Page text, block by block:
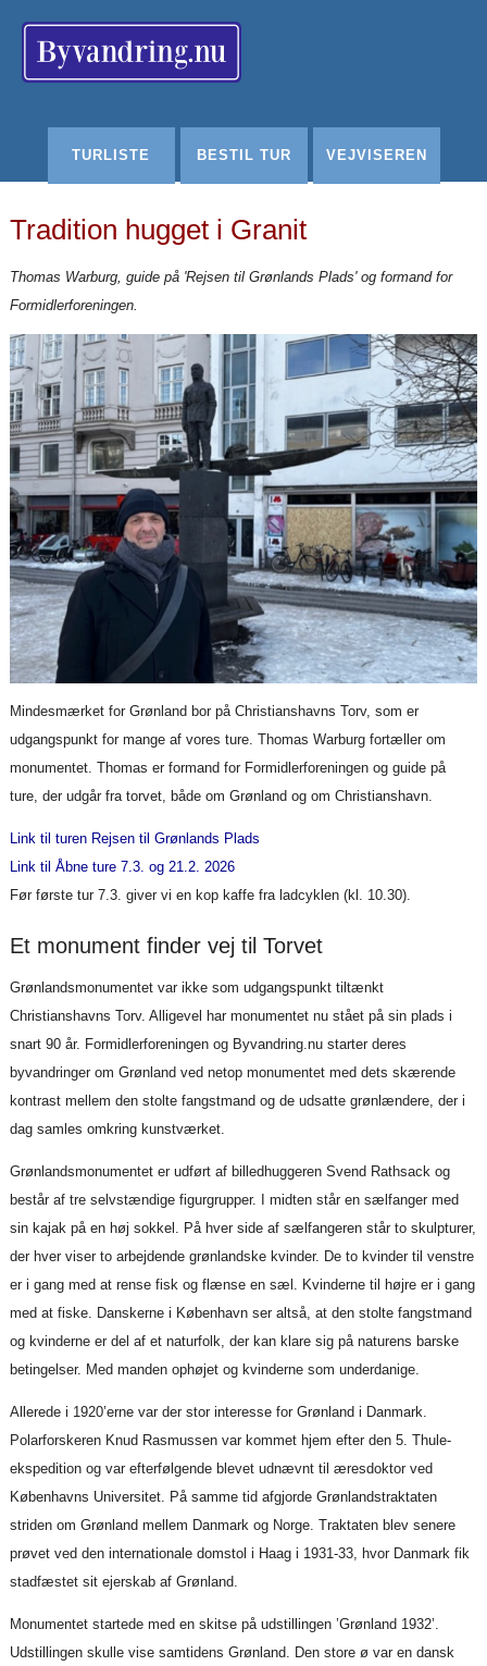
TURLISTE BESTIL TUR VEJVISEREN
Tradition hugget i Granit
Thomas Warburg, guide på 'Rejsen til Grønlands Plads' og formand for
Formidlerforeningen.
Mindesmærket for Grønland bor på Christianshavns Torv, som er
udgangspunkt for mange af vores ture. Thomas Warburg fortæller om
monumentet. Thomas er formand for Formidlerforeningen og guide på
ture, der udgår fra torvet, både om Grønland og om Christianshavn.
Link til turen Rejsen til Grønlands Plads
Link til Åbne ture 7.3. og 21.2. 2026
Før første tur 7.3. giver vi en kop kaffe fra ladcyklen (kl. 10.30).
Et monument finder vej til Torvet
Grønlandsmonumentet var ikke som udgangspunkt tiltænkt
Christianshavns Torv. Alligevel har monumentet nu stået på sin plads i
snart 90 år. Formidlerforeningen og Byvandring.nu starter deres
byvandringer om Grønland ved netop monumentet med dets skærende
kontrast mellem den stolte fangstmand og de udsatte grønlændere, der i
dag samles omkring kunstværket.
Grønlandsmonumentet er udført af billedhuggeren Svend Rathsack og
består af tre selvstændige figurgrupper. I midten står en sælfanger med
sin kajak på en høj sokkel. På hver side af sælfangeren står to skulpturer,
der hver viser to arbejdende grønlandske kvinder. De to kvinder til venstre
er i gang med at rense fisk og flænse en sæl. Kvinderne til højre er i gang
med at fiske. Danskerne i København ser altså, at den stolte fangstmand
og kvinderne er del af et naturfolk, der kan klare sig på naturens barske
betingelser. Med manden ophøjet og kvinderne som underdanige.
Allerede i 1920’erne var der stor interesse for Grønland i Danmark.
Polarforskeren Knud Rasmussen var kommet hjem efter den 5. Thule-
ekspedition og var efterfølgende blevet udnævnt til æresdoktor ved
Københavns Universitet. På samme tid afgjorde Grønlandstraktaten
striden om Grønland mellem Danmark og Norge. Traktaten blev senere
prøvet ved den internationale domstol i Haag i 1931-33, hvor Danmark fik
stadfæstet sit ejerskab af Grønland.
Monumentet startede med en skitse på udstillingen ’Grønland 1932’.
Udstillingen skulle vise samtidens Grønland. Den store ø var en dansk